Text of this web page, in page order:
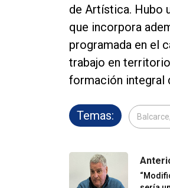
de Artística. Hubo
que incorpora
programada en el
trabajo en
formación integral
Temas: